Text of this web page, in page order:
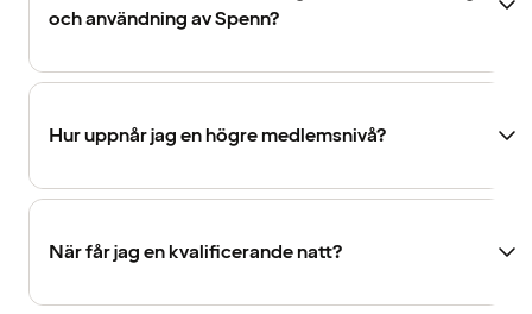
och användning av Spenn?
Hur uppnår jag en högre medlemsnivå?
När får jag en kvalificerande natt?